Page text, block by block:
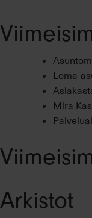
Loma-
Mira
Arkistot